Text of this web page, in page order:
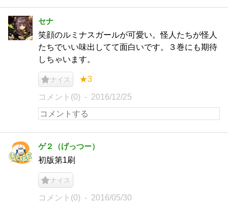
セナ
笑顔のルミナスガールが可愛い。怪人たちが怪人
たちでいい味出してて面白いです。３巻にも期待
しちゃいます。
ナイス ★3
コメント(0) 2016/12/25
ゲ２（げっつー）
初版第1刷
ナイス
コメント(0) 2016/05/30